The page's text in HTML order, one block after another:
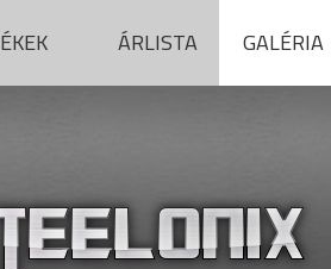
ÁRLISTA GALÉRIA